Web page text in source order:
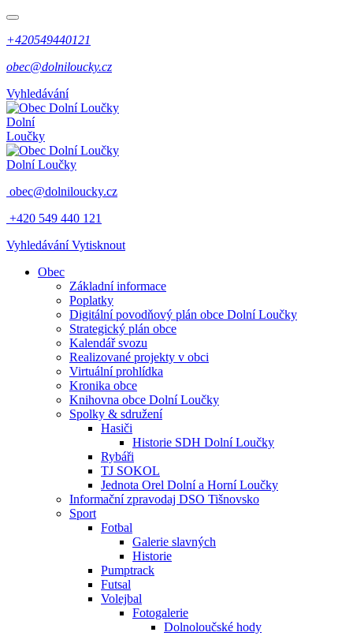
+420549440121
obec@dolniloucky.cz
Vyhledávání
Dolní
Loučky
Dolní Loučky
obec@dolniloucky.cz
+420 549 440 121
Vyhledávání Vytisknout
Obec
Základní informace
Poplatky
Digitální povodňový plán obce Dolní Loučky
Strategický plán obce
Kalendář svozu
Realizované projekty v obci
Virtuální prohlídka
Kronika obce
Knihovna obce Dolní Loučky
Spolky & sdružení
Hasiči
Historie SDH Dolní Loučky
Rybáři
TJ SOKOL
Jednota Orel Dolní a Horní Loučky
Informační zpravodaj DSO Tišnovsko
Sport
Fotbal
Galerie slavných
Historie
Pumptrack
Futsal
Volejbal
Fotogalerie
Dolnoloučské hody